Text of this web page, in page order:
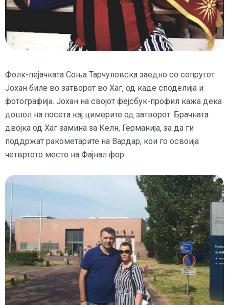
Фолк-пејачката Соња Тарчуловска заедно со сопругот
Јохан биле во затворот во Хаг, од каде споделија и
фотографија. Јохан на својот фејсбук-профил кажа дека
дошол на посета кај цимерите од затворот. Брачната
двојка од Хаг замина за Келн, Германија, за да ги
поддржат ракометарите на Вардар, кои го освоија
четвртото место на Фајнал фор.